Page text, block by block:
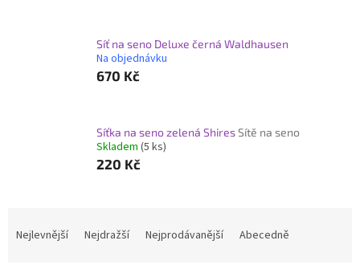
Síť na seno Deluxe černá Waldhausen
Na objednávku
670 Kč
Síťka na seno zelená ShiresSítě na seno
Skladem (5 ks)
220 Kč
Nejlevnější Nejdražší Nejprodávanější Abecedně